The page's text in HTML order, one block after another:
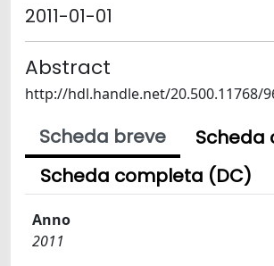
2011-01-01
Abstract
http://hdl.handle.net/20.500.11768/
Scheda breve
Scheda
Scheda completa (DC)
Anno
2011